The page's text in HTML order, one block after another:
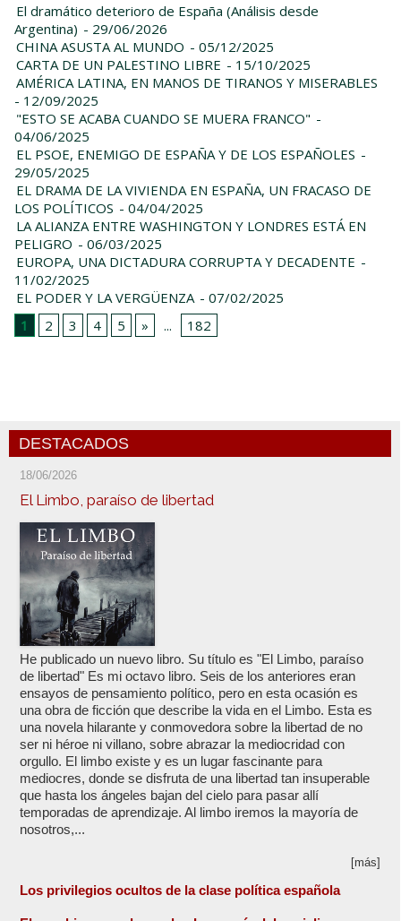
El dramático deterioro de España (Análisis desde
Argentina) - 29/06/2026
CHINA ASUSTA AL MUNDO - 05/12/2025
CARTA DE UN PALESTINO LIBRE - 15/10/2025
AMÉRICA LATINA, EN MANOS DE TIRANOS Y MISERABLES
- 12/09/2025
"ESTO SE ACABA CUANDO SE MUERA FRANCO" -
04/06/2025
EL PSOE, ENEMIGO DE ESPAÑA Y DE LOS ESPAÑOLES -
29/05/2025
EL DRAMA DE LA VIVIENDA EN ESPAÑA, UN FRACASO DE
LOS POLÍTICOS - 04/04/2025
LA ALIANZA ENTRE WASHINGTON Y LONDRES ESTÁ EN
PELIGRO - 06/03/2025
EUROPA, UNA DICTADURA CORRUPTA Y DECADENTE -
11/02/2025
EL PODER Y LA VERGÜENZA - 07/02/2025
1
2 3 4 5 » ... 182
DESTACADOS
18/06/2026
El Limbo, paraíso de libertad
He publicado un nuevo libro. Su título es "El Limbo, paraíso
de libertad" Es mi octavo libro. Seis de los anteriores eran
ensayos de pensamiento político, pero en esta ocasión es
una obra de ficción que describe la vida en el Limbo. Esta es
una novela hilarante y conmovedora sobre la libertad de no
ser ni héroe ni villano, sobre abrazar la mediocridad con
orgullo. El limbo existe y es un lugar fascinante para
mediocres, donde se disfruta de una libertad tan insuperable
que hasta los ángeles bajan del cielo para pasar allí
temporadas de aprendizaje. Al limbo iremos la mayoría de
nosotros,...
[más]
Los privilegios ocultos de la clase política española